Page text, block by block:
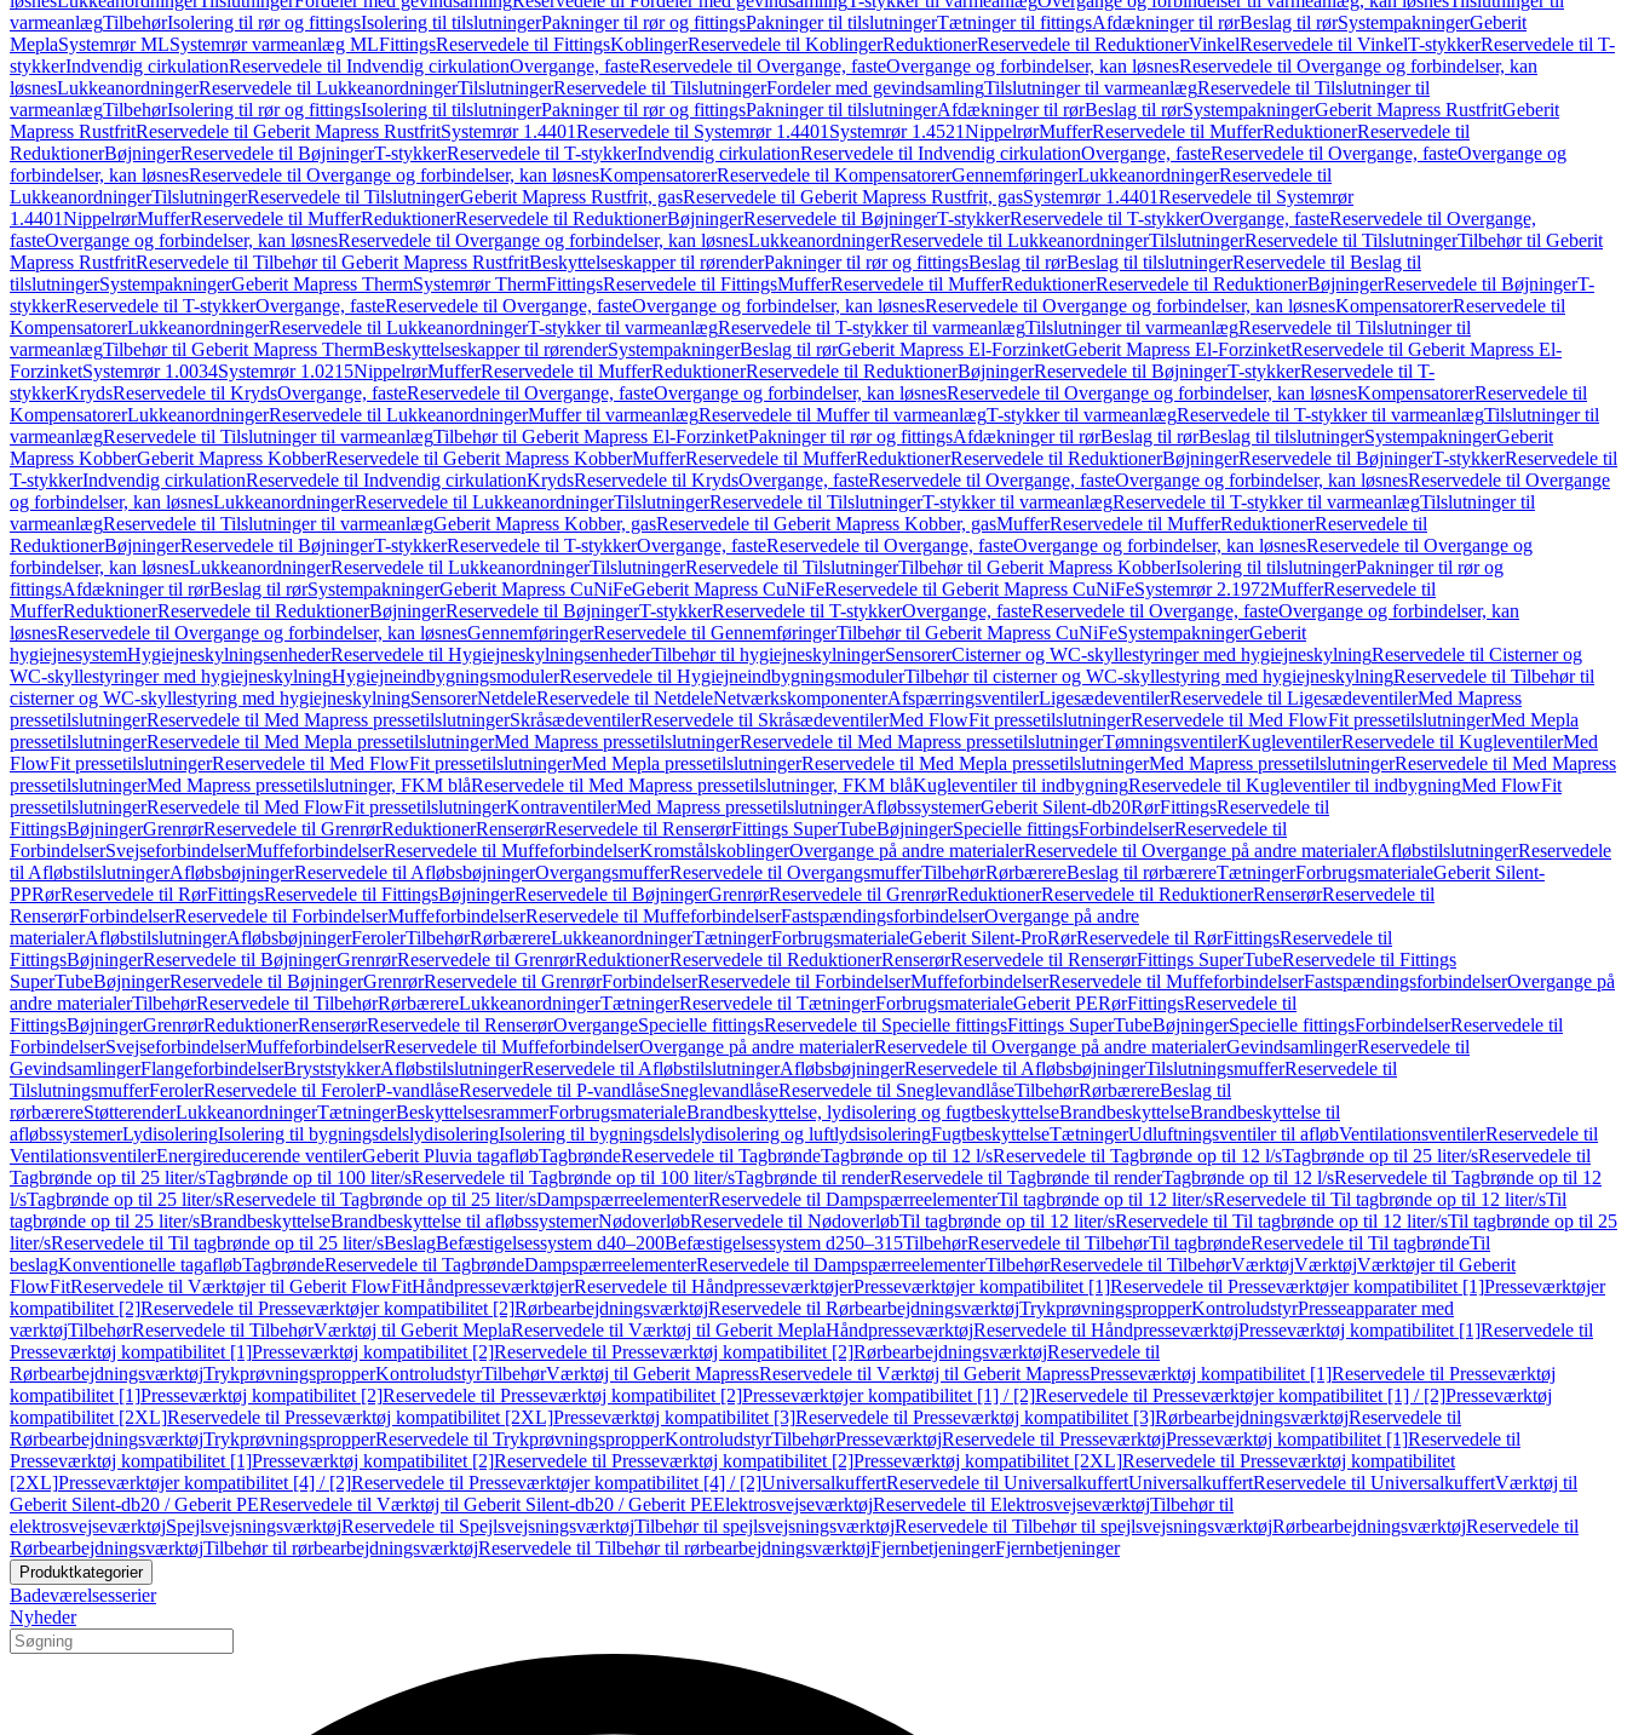
varmeanlægTilbehørIsolering til rør og fittingsIsolering til tilslutningerPakninger til rør og fittingsPakninger til tilslutningerTætninger til fittingsAfdækninger til rørBeslag til rørSystempakningerGeberit
MeplaSystemrør MLSystemrør varmeanlæg MLFittingsReservedele til FittingsKoblingerReservedele til KoblingerReduktionerReservedele til ReduktionerVinkelReservedele til VinkelT-stykkerReservedele til T-
stykkerIndvendig cirkulationReservedele til Indvendig cirkulationOvergange, fasteReservedele til Overgange, fasteOvergange og forbindelser, kan løsnesReservedele til Overgange og forbindelser, kan
løsnesLukkeanordningerReservedele til LukkeanordningerTilslutningerReservedele til TilslutningerFordeler med gevindsamlingTilslutninger til varmeanlægReservedele til Tilslutninger til
varmeanlægTilbehørIsolering til rør og fittingsIsolering til tilslutningerPakninger til rør og fittingsPakninger til tilslutningerAfdækninger til rørBeslag til rørSystempakningerGeberit Mapress RustfritGeberit
Mapress RustfritReservedele til Geberit Mapress RustfritSystemrør 1.4401Reservedele til Systemrør 1.4401 Systemrør 1.4521NippelrørMufferReservedele til MufferReduktionerReservedele til
ReduktionerBøjningerReservedele til BøjningerT-stykkerReservedele til T-stykkerIndvendig cirkulationReservedele til Indvendig cirkulationOvergange, fasteReservedele til Overgange, fasteOvergange og
forbindelser, kan løsnesReservedele til Overgange og forbindelser, kan løsnesKompensatorerReservedele til KompensatorerGennemføringerLukkeanordningerReservedele til
LukkeanordningerTilslutningerReservedele til TilslutningerGeberit Mapress Rustfrit, gasReservedele til Geberit Mapress Rustfrit, gasSystemrør 1.4401Reservedele til Systemrør
1.4401NippelrørMufferReservedele til MufferReduktionerReservedele til ReduktionerBøjningerReservedele til BøjningerT-stykkerReservedele til T-stykkerOvergange, fasteReservedele til Overgange,
fasteOvergange og forbindelser, kan løsnesReservedele til Overgange og forbindelser, kan løsnesLukkeanordningerReservedele til LukkeanordningerTilslutningerReservedele til TilslutningerTilbehør til Geberit
Mapress RustfritReservedele til Tilbehør til Geberit Mapress RustfritBeskyttelseskapper til rørenderPakninger til rør og fittingsBeslag til rørBeslag til tilslutningerReservedele til Beslag til
tilslutningerSystempakningerGeberit Mapress ThermSystemrør ThermFittingsReservedele til FittingsMufferReservedele til MufferReduktionerReservedele til ReduktionerBøjningerReservedele til BøjningerT-
stykkerReservedele til T-stykkerOvergange, fasteReservedele til Overgange, fasteOvergange og forbindelser, kan løsnesReservedele til Overgange og forbindelser, kan løsnesKompensatorerReservedele til
KompensatorerLukkeanordningerReservedele til LukkeanordningerT-stykker til varmeanlægReservedele til T-stykker til varmeanlægTilslutninger til varmeanlægReservedele til Tilslutninger til
varmeanlægTilbehør til Geberit Mapress ThermBeskyttelseskapper til rørenderSystempakningerBeslag til rørGeberit Mapress El-ForzinketGeberit Mapress El-ForzinketReservedele til Geberit Mapress El-
ForzinketSystemrør 1.0034Systemrør 1.0215NippelrørMufferReservedele til MufferReduktionerReservedele til ReduktionerBøjningerReservedele til BøjningerT-stykkerReservedele til T-
stykkerKrydsReservedele til KrydsOvergange, fasteReservedele til Overgange, fasteOvergange og forbindelser, kan løsnesReservedele til Overgange og forbindelser, kan løsnesKompensatorerReservedele til
KompensatorerLukkeanordningerReservedele til LukkeanordningerMuffer til varmeanlægReservedele til Muffer til varmeanlægT-stykker til varmeanlægReservedele til T-stykker til varmeanlægTilslutninger til
varmeanlægReservedele til Tilslutninger til varmeanlægTilbehør til Geberit Mapress El-ForzinketPakninger til rør og fittingsAfdækninger til rørBeslag til rørBeslag til tilslutningerSystempakningerGeberit
Mapress KobberGeberit Mapress KobberReservedele til Geberit Mapress KobberMufferReservedele til MufferReduktionerReservedele til ReduktionerBøjningerReservedele til BøjningerT-stykkerReservedele til
T-stykkerIndvendig cirkulationReservedele til Indvendig cirkulationKrydsReservedele til KrydsOvergange, fasteReservedele til Overgange, fasteOvergange og forbindelser, kan løsnesReservedele til Overgange
og forbindelser, kan løsnesLukkeanordningerReservedele til LukkeanordningerTilslutningerReservedele til TilslutningerT-stykker til varmeanlægReservedele til T-stykker til varmeanlægTilslutninger til
varmeanlægReservedele til Tilslutninger til varmeanlægGeberit Mapress Kobber, gasReservedele til Geberit Mapress Kobber, gasMufferReservedele til MufferReduktionerReservedele til
ReduktionerBøjningerReservedele til BøjningerT-stykkerReservedele til T-stykkerOvergange, fasteReservedele til Overgange, fasteOvergange og forbindelser, kan løsnesReservedele til Overgange og
forbindelser, kan løsnesLukkeanordningerReservedele til LukkeanordningerTilslutningerReservedele til TilslutningerTilbehør til Geberit Mapress KobberIsolering til tilslutningerPakninger til rør og
fittingsAfdækninger til rørBeslag til rørSystempakningerGeberit Mapress CuNiFeGeberit Mapress CuNiFeReservedele til Geberit Mapress CuNiFeSystemrør 2.1972MufferReservedele til
MufferReduktionerReservedele til ReduktionerBøjningerReservedele til BøjningerT-stykkerReservedele til T-stykkerOvergange, fasteReservedele til Overgange, fasteOvergange og forbindelser, kan
løsnesReservedele til Overgange og forbindelser, kan løsnesGennemføringerReservedele til GennemføringerTilbehør til Geberit Mapress CuNiFeSystempakningerGeberit
hygiejnesystemHygiejneskylningsenhederReservedele til HygiejneskylningsenhederTilbehør til hygiejneskylningerSensorerCisterner og WC-skyllestyringer med hygiejneskylningReservedele til Cisterner og
WC-skyllestyringer med hygiejneskylningHygiejneindbygningsmodulerReservedele til HygiejneindbygningsmodulerTilbehør til cisterner og WC-skyllestyring med hygiejneskylningReservedele til Tilbehør til
cisterner og WC-skyllestyring med hygiejneskylningSensorerNetdeleReservedele til NetdeleNetværkskomponenterAfspærringsventilerLigesædeventilerReservedele til LigesædeventilerMed Mapress
pressetilslutningerReservedele til Med Mapress pressetilslutningerSkråsædeventilerReservedele til SkråsædeventilerMed FlowFit pressetilslutningerReservedele til Med FlowFit pressetilslutningerMed Mepla
pressetilslutningerReservedele til Med Mepla pressetilslutningerMed Mapress pressetilslutningerReservedele til Med Mapress pressetilslutningerTømningsventilerKugleventilerReservedele til KugleventilerMed
FlowFit pressetilslutningerReservedele til Med FlowFit pressetilslutningerMed Mepla pressetilslutningerReservedele til Med Mepla pressetilslutningerMed Mapress pressetilslutningerReservedele til Med Mapress
pressetilslutningerMed Mapress pressetilslutninger, FKM blåReservedele til Med Mapress pressetilslutninger, FKM blåKugleventiler til indbygningReservedele til Kugleventiler til indbygningMed FlowFit
pressetilslutningerReservedele til Med FlowFit pressetilslutningerKontraventilerMed Mapress pressetilslutningerAfløbssystemerGeberit Silent-db20RørFittingsReservedele til
FittingsBøjningerGrenrørReservedele til GrenrørReduktionerRenserørReservedele til RenserørFittings SuperTubeBøjningerSpecielle fittingsForbindelserReservedele til
ForbindelserSvejseforbindelserMuffeforbindelserReservedele til MuffeforbindelserKromstålskoblingerOvergange på andre materialerReservedele til Overgange på andre materialerAfløbstilslutningerReservedele
til AfløbstilslutningerAfløbsbøjningerReservedele til AfløbsbøjningerOvergangsmufferReservedele til OvergangsmufferTilbehørRørbærereBeslag til rørbærereTætningerForbrugsmaterialeGeberit Silent-
PPRørReservedele til RørFittingsReservedele til FittingsBøjningerReservedele til BøjningerGrenrørReservedele til GrenrørReduktionerReservedele til ReduktionerRenserørReservedele til
RenserørForbindelserReservedele til ForbindelserMuffeforbindelserReservedele til MuffeforbindelserFastspændingsforbindelserOvergange på andre
materialerAfløbstilslutningerAfløbsbøjningerFerolerTilbehørRørbærereLukkeanordningerTætningerForbrugsmaterialeGeberit Silent-ProRørReservedele til RørFittingsReservedele til
FittingsBøjningerReservedele til BøjningerGrenrørReservedele til GrenrørReduktionerReservedele til ReduktionerRenserørReservedele til RenserørFittings SuperTubeReservedele til Fittings
SuperTubeBøjningerReservedele til BøjningerGrenrørReservedele til GrenrørForbindelserReservedele til ForbindelserMuffeforbindelserReservedele til MuffeforbindelserFastspændingsforbindelserOvergange på
andre materialerTilbehørReservedele til TilbehørRørbærereLukkeanordningerTætningerReservedele til TætningerForbrugsmaterialeGeberit PERørFittingsReservedele til
FittingsBøjningerGrenrørReduktionerRenserørReservedele til RenserørOvergangeSpecielle fittingsReservedele til Specielle fittingsFittings SuperTubeBøjningerSpecielle fittingsForbindelserReservedele til
ForbindelserSvejseforbindelserMuffeforbindelserReservedele til MuffeforbindelserOvergange på andre materialerReservedele til Overgange på andre materialerGevindsamlingerReservedele til
GevindsamlingerFlangeforbindelserBryststykkerAfløbstilslutningerReservedele til AfløbstilslutningerAfløbsbøjningerReservedele til AfløbsbøjningerTilslutningsmufferReservedele til
TilslutningsmufferFerolerReservedele til FerolerP-vandlåseReservedele til P-vandlåseSneglevandlåseReservedele til SneglevandlåseTilbehørRørbærereBeslag til
rørbærereStøtterenderLukkeanordningerTætningerBeskyttelsesrammerForbrugsmaterialeBrandbeskyttelse, lydisolering og fugtbeskyttelseBrandbeskyttelseBrandbeskyttelse til
afløbssystemerLydisoleringIsolering til bygningsdelslydisoleringIsolering til bygningsdelslydisolering og luftlydsisoleringFugtbeskyttelseTætningerUdluftningsventiler til afløbVentilationsventilerReservedele til
VentilationsventilerEnergireducerende ventilerGeberit Pluvia tagafløbTagbrøndeReservedele til TagbrøndeTagbrønde op til 12 l/sReservedele til Tagbrønde op til 12 l/sTagbrønde op til 25 liter/sReservedele til
Tagbrønde op til 25 liter/sTagbrønde op til 100 liter/sReservedele til Tagbrønde op til 100 liter/sTagbrønde til renderReservedele til Tagbrønde til renderTagbrønde op til 12 l/sReservedele til Tagbrønde op til 12
l/sTagbrønde op til 25 liter/sReservedele til Tagbrønde op til 25 liter/sDampspærreelementerReservedele til DampspærreelementerTil tagbrønde op til 12 liter/sReservedele til Til tagbrønde op til 12 liter/sTil
tagbrønde op til 25 liter/sBrandbeskyttelseBrandbeskyttelse til afløbssystemerNødoverløbReservedele til NødoverløbTil tagbrønde op til 12 liter/sReservedele til Til tagbrønde op til 12 liter/sTil tagbrønde op til 25
liter/sReservedele til Til tagbrønde op til 25 liter/sBeslagBefæstigelsessystem d40–200Befæstigelsessystem d250–315TilbehørReservedele til TilbehørTil tagbrøndeReservedele til Til tagbrøndeTil
beslagKonventionelle tagafløbTagbrøndeReservedele til TagbrøndeDampspærreelementerReservedele til DampspærreelementerTilbehørReservedele til TilbehørVærktøjVærktøjVærktøjer til Geberit
FlowFitReservedele til Værktøjer til Geberit FlowFitHåndpresseværktøjerReservedele til HåndpresseværktøjerPresseværktøjer kompatibilitet [1]Reservedele til Presseværktøjer kompatibilitet [1]Presseværktøjer
kompatibilitet [2]Reservedele til Presseværktøjer kompatibilitet [2]RørbearbejdningsværktøjReservedele til RørbearbejdningsværktøjTrykprøvningspropperKontroludstyrPresseapparater med
værktøjTilbehørReservedele til TilbehørVærktøj til Geberit MeplaReservedele til Værktøj til Geberit MeplaHåndpresseværktøjReservedele til HåndpresseværktøjPresseværktøj kompatibilitet [1]Reservedele til
Presseværktøj kompatibilitet [1]Presseværktøj kompatibilitet [2]Reservedele til Presseværktøj kompatibilitet [2]RørbearbejdningsværktøjReservedele til
RørbearbejdningsværktøjTrykprøvningspropperKontroludstyrTilbehørVærktøj til Geberit MapressReservedele til Værktøj til Geberit MapressPresseværktøj kompatibilitet [1]Reservedele til Presseværktøj
kompatibilitet [1]Presseværktøj kompatibilitet [2]Reservedele til Presseværktøj kompatibilitet [2]Presseværktøjer kompatibilitet [1] / [2]Reservedele til Presseværktøjer kompatibilitet [1] / [2]Presseværktøj
kompatibilitet [2XL]Reservedele til Presseværktøj kompatibilitet [2XL]Presseværktøj kompatibilitet [3]Reservedele til Presseværktøj kompatibilitet [3]RørbearbejdningsværktøjReservedele til
RørbearbejdningsværktøjTrykprøvningspropperReservedele til TrykprøvningspropperKontroludstyrTilbehørPresseværktøjReservedele til PresseværktøjPresseværktøj kompatibilitet [1]Reservedele til
Presseværktøj kompatibilitet [1]Presseværktøj kompatibilitet [2]Reservedele til Presseværktøj kompatibilitet [2]Presseværktøj kompatibilitet [2XL]Reservedele til Presseværktøj kompatibilitet
[2XL]Presseværktøjer kompatibilitet [4] / [2]Reservedele til Presseværktøjer kompatibilitet [4] / [2]UniversalkuffertReservedele til UniversalkuffertUniversalkuffertReservedele til UniversalkuffertVærktøj til
Geberit Silent-db20 / Geberit PEReservedele til Værktøj til Geberit Silent-db20 / Geberit PEElektrosvejseværktøjReservedele til ElektrosvejseværktøjTilbehør til
elektrosvejseværktøjSpejlsvejsningsværktøjReservedele til SpejlsvejsningsværktøjTilbehør til spejlsvejsningsværktøjReservedele til Tilbehør til spejlsvejsningsværktøjRørbearbejdningsværktøjReservedele til
RørbearbejdningsværktøjTilbehør til rørbearbejdningsværktøjReservedele til Tilbehør til rørbearbejdningsværktøjFjernbetjeningerFjernbetjeninger
Produktkategorier
Badeværelsesserier
Nyheder